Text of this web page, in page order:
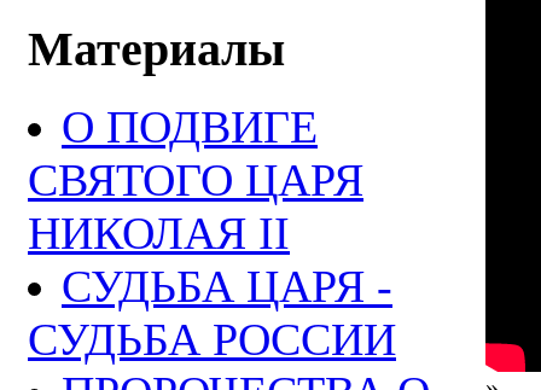
Материалы
О ПОДВИГЕ
СВЯТОГО ЦАРЯ
НИКОЛАЯ II
СУДЬБА ЦАРЯ -
СУДЬБА РОССИИ